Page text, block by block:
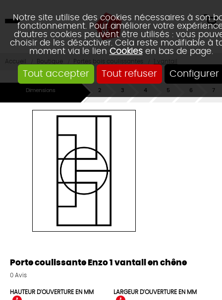
Notre site utilise des cookies nécessaires à son
fonctionnement. Pour améliorer votre
d’autres cookies peuvent être utilisés : vous
choisir de les désactiver. Cela reste modifiable à
moment via le lien Cookiesen bas de page.
Tout accepter Tout refuser Configurer
Accueil Boutique Portes bois coulissantes 1 vantail
Dimensions
Rails
Poignée
Porte coulissante Enzo 1 vantail en chêne
0 Avis
HAUTEUR D'OUVERTURE EN MM LARGEUR D'OUVERTURE EN MM